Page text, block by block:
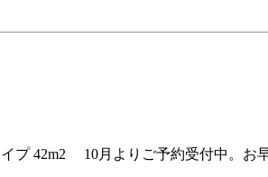
10月よりご予約受付中。お早